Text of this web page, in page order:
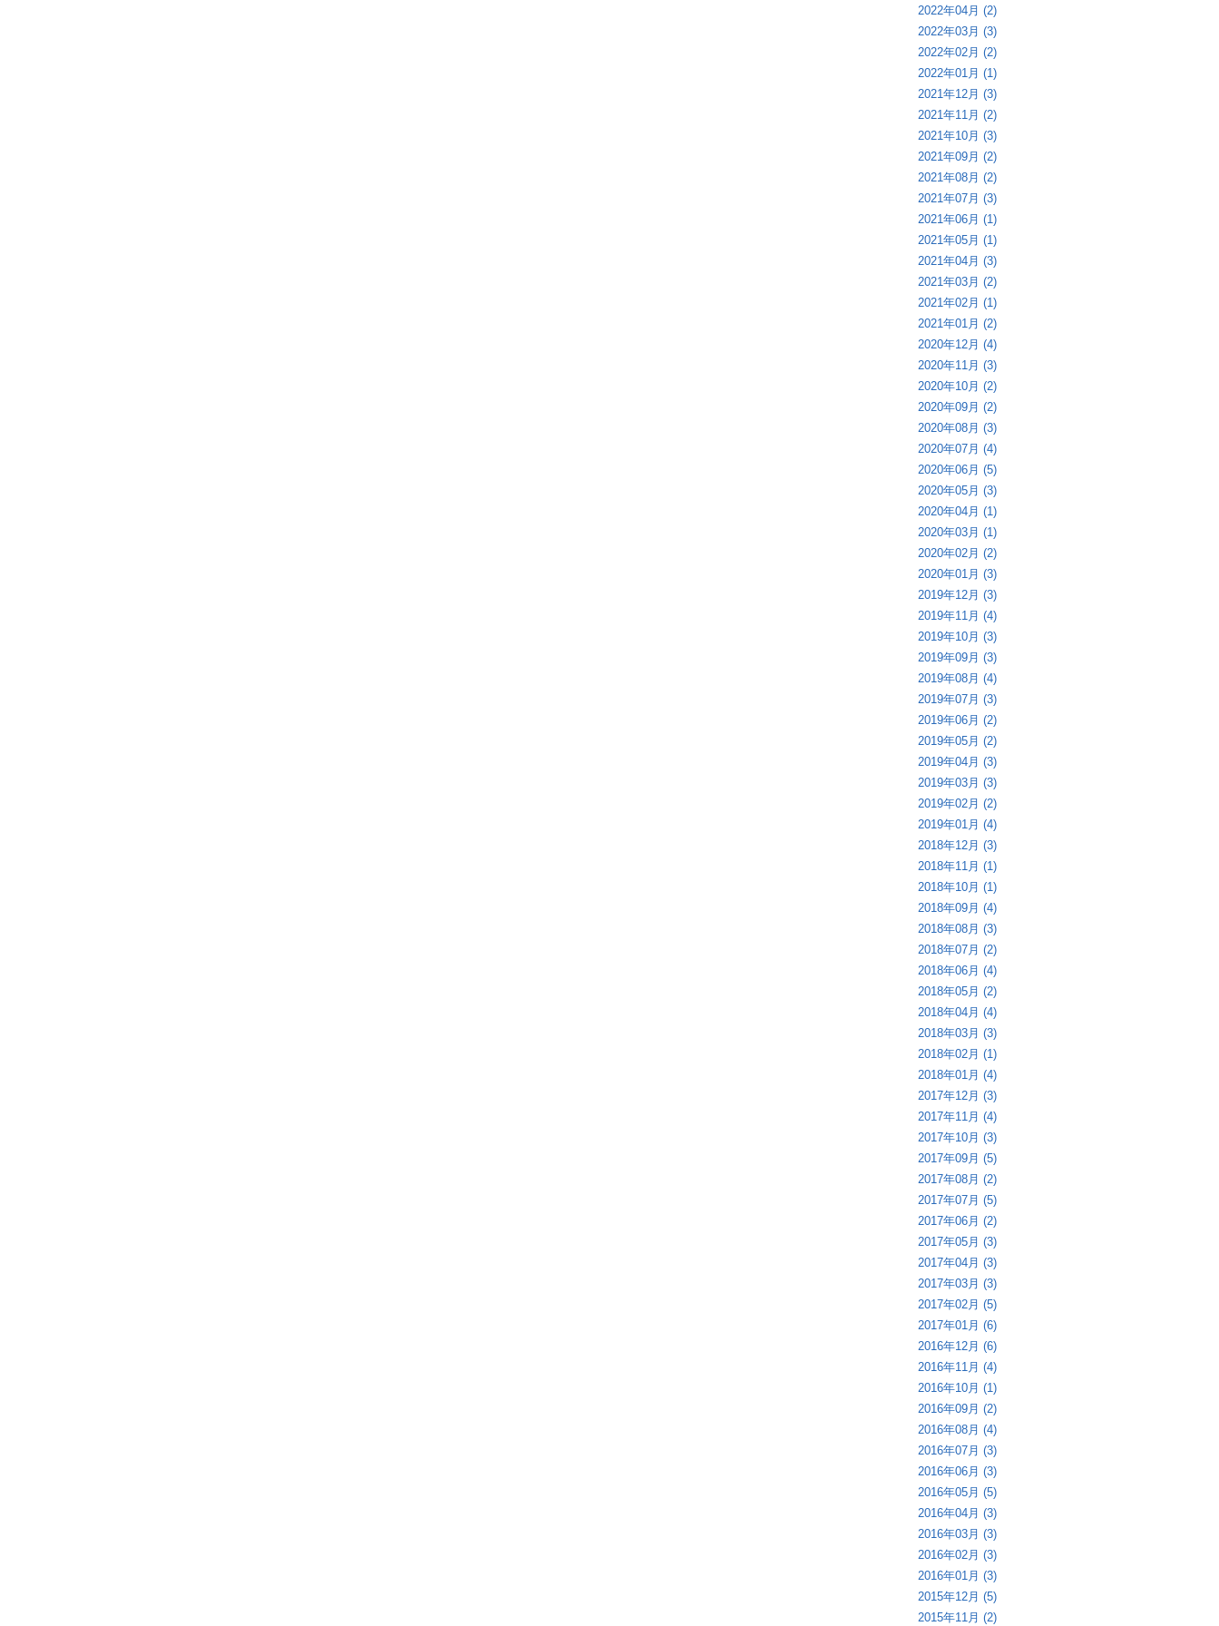
2022年04月 (2)
2022年03月 (3)
2022年02月 (2)
2022年01月 (1)
2021年12月 (3)
2021年11月 (2)
2021年10月 (3)
2021年09月 (2)
2021年08月 (2)
2021年07月 (3)
2021年06月 (1)
2021年05月 (1)
2021年04月 (3)
2021年03月 (2)
2021年02月 (1)
2021年01月 (2)
2020年12月 (4)
2020年11月 (3)
2020年10月 (2)
2020年09月 (2)
2020年08月 (3)
2020年07月 (4)
2020年06月 (5)
2020年05月 (3)
2020年04月 (1)
2020年03月 (1)
2020年02月 (2)
2020年01月 (3)
2019年12月 (3)
2019年11月 (4)
2019年10月 (3)
2019年09月 (3)
2019年08月 (4)
2019年07月 (3)
2019年06月 (2)
2019年05月 (2)
2019年04月 (3)
2019年03月 (3)
2019年02月 (2)
2019年01月 (4)
2018年12月 (3)
2018年11月 (1)
2018年10月 (1)
2018年09月 (4)
2018年08月 (3)
2018年07月 (2)
2018年06月 (4)
2018年05月 (2)
2018年04月 (4)
2018年03月 (3)
2018年02月 (1)
2018年01月 (4)
2017年12月 (3)
2017年11月 (4)
2017年10月 (3)
2017年09月 (5)
2017年08月 (2)
2017年07月 (5)
2017年06月 (2)
2017年05月 (3)
2017年04月 (3)
2017年03月 (3)
2017年02月 (5)
2017年01月 (6)
2016年12月 (6)
2016年11月 (4)
2016年10月 (1)
2016年09月 (2)
2016年08月 (4)
2016年07月 (3)
2016年06月 (3)
2016年05月 (5)
2016年04月 (3)
2016年03月 (3)
2016年02月 (3)
2016年01月 (3)
2015年12月 (5)
2015年11月 (2)